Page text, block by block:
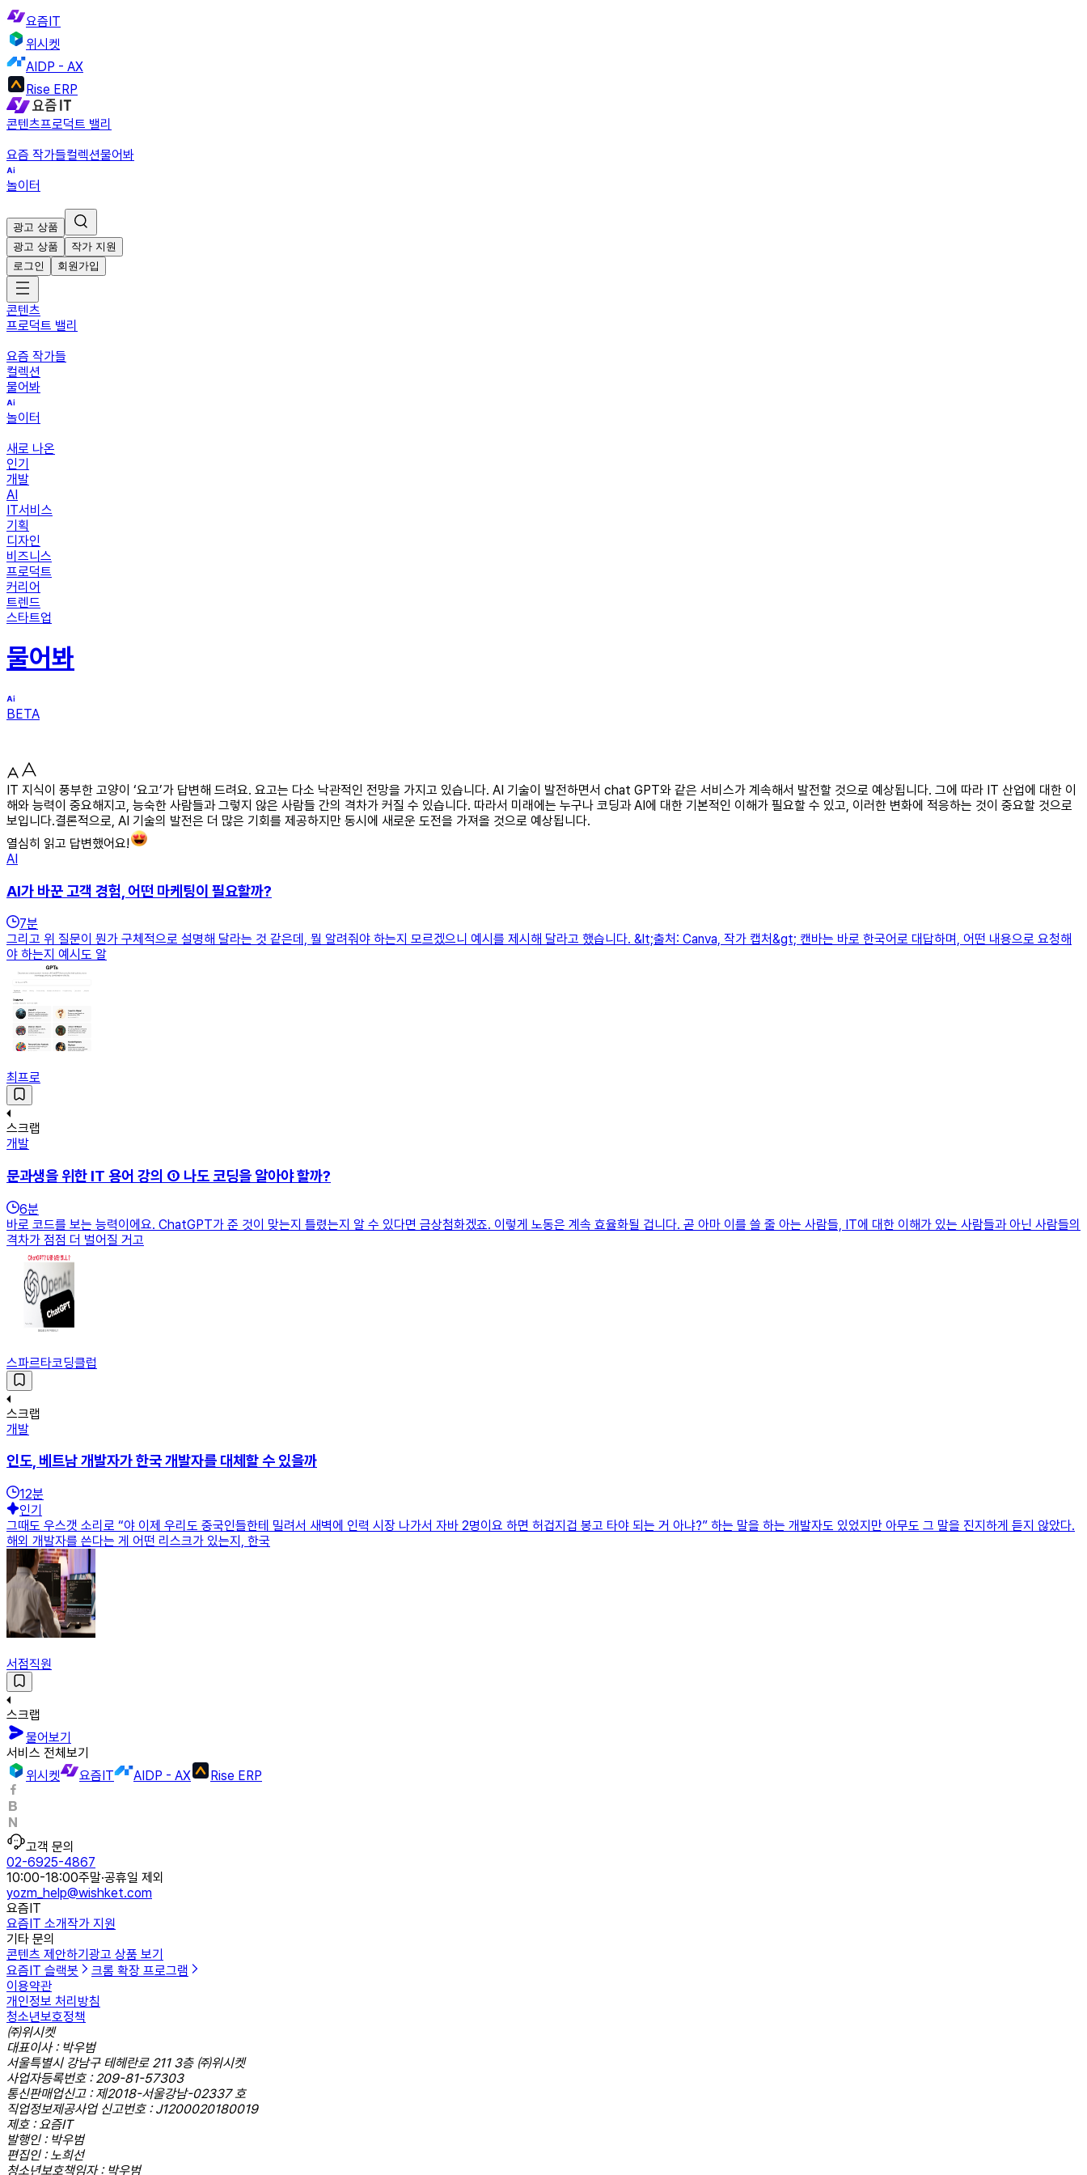
요즘IT
위시켓
AIDP - AX
Rise ERP
콘텐츠프로덕트 밸리
요즘 작가들컬렉션물어봐
놀이터
광고 상품
광고 상품
작가 지원
로그인
회원가입
콘텐츠
프로덕트 밸리
요즘 작가들
컬렉션
물어봐
놀이터
새로 나온
인기
개발
AI
IT서비스
기획
디자인
비즈니스
프로덕트
커리어
트렌드
스타트업
물어봐
BETA
IT 지식이 풍부한 고양이 ‘요고’가 답변해 드려요. 요고는 다소 낙관적인 전망을 가지고 있습니다. AI 기술이 발전하면서 chat GPT와 같은 서비스가 계속해서 발전할 것으로 예상됩니다. 그에 따라 IT 산업에 대한 이
해와 능력이 중요해지고, 능숙한 사람들과 그렇지 않은 사람들 간의 격차가 커질 수 있습니다. 따라서 미래에는 누구나 코딩과 AI에 대한 기본적인 이해가 필요할 수 있고, 이러한 변화에 적응하는 것이 중요할 것으로
보입니다.결론적으로, AI 기술의 발전은 더 많은 기회를 제공하지만 동시에 새로운 도전을 가져올 것으로 예상됩니다.
열심히 읽고 답변했어요!
AI
AI가 바꾼 고객 경험, 어떤 마케팅이 필요할까?
7분
그리고 위 질문이 뭔가 구체적으로 설명해 달라는 것 같은데, 뭘 알려줘야 하는지 모르겠으니 예시를 제시해 달라고 했습니다. &lt;출처: Canva, 작가 캡처&gt; 캔바는 바로 한국어로 대답하며, 어떤 내용으로 요청해
야 하는지 예시도 알
최프로
스크랩
개발
문과생을 위한 IT 용어 강의 ① 나도 코딩을 알아야 할까?
6분
바로 코드를 보는 능력이에요. ChatGPT가 준 것이 맞는지 틀렸는지 알 수 있다면 금상첨화겠죠. 이렇게 노동은 계속 효율화될 겁니다. 곧 아마 이를 쓸 줄 아는 사람들, IT에 대한 이해가 있는 사람들과 아닌 사람들의
격차가 점점 더 벌어질 거고
스파르타코딩클럽
스크랩
개발
인도, 베트남 개발자가 한국 개발자를 대체할 수 있을까
12분
인기
그때도 우스갯 소리로 “야 이제 우리도 중국인들한테 밀려서 새벽에 인력 시장 나가서 자바 2명이요 하면 허겁지겁 봉고 타야 되는 거 아냐?” 하는 말을 하는 개발자도 있었지만 아무도 그 말을 진지하게 듣지 않았다.
해외 개발자를 쓴다는 게 어떤 리스크가 있는지, 한국
서점직원
스크랩
물어보기
서비스 전체보기
위시켓
요즘IT AIDP - AX Rise ERP
고객 문의
02-6925-4867
10:00-18:00주말·공휴일 제외
yozm_help@wishket.com
요즘IT
요즘IT 소개작가 지원
기타 문의
콘텐츠 제안하기 광고 상품 보기
요즘IT 슬랙봇
크롬 확장 프로그램
이용약관
개인정보 처리방침
청소년보호정책
㈜위시켓
대표이사 : 박우범
서울특별시 강남구 테헤란로 211 3층 ㈜위시켓
사업자등록번호 : 209-81-57303
통신판매업신고 : 제2018-서울강남-02337 호
직업정보제공사업 신고번호 : J1200020180019
제호 : 요즘IT
발행인 : 박우범
편집인 : 노희선
청소년보호책임자 : 박우범